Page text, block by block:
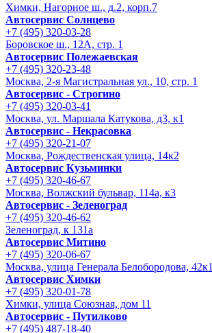
Химки, Нагорное ш., д.2, корп.7
Автосервис Солнцево
+7 (495) 320-03-28
Боровское ш., 12А, стр. 1
Автосервис Полежаевская
+7 (495) 320-23-48
Москва, 2-я Магистральная ул., 10, стр. 1
Автосервис - Строгино
+7 (495) 320-03-41
Москва, ул. Маршала Катукова, д3, к1
Автосервис - Некрасовка
+7 (495) 320-21-07
Москва, Рождественская улица, 14к2
Автосервис Кузьминки
+7 (495) 320-46-67
Москва, Волжский бульвар, 114а, к3
Автосервис - Зеленоград
+7 (495) 320-46-62
Зеленоград, к 131а
Автосервис Митино
+7 (495) 320-06-67
Москва, улица Генерала Белобородова, 42к1
Автосервис Химки
+7 (495) 320-01-78
Химки, улица Союзная, дом 11
Автосервис - Путилково
+7 (495) 487-18-40